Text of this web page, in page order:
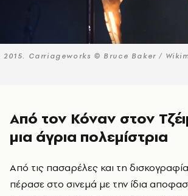
2015. Carriageworks © Bruce Baker /
Από τον Κόναν στον
μια άγρια πολεμίστρια
Από τις πασαρέλες και τη δισκογραφία, η Γκρέις
πέρασε στο σινεμά με την ίδια